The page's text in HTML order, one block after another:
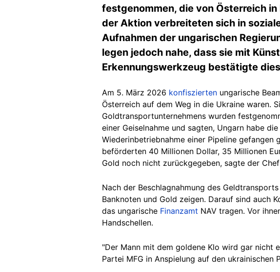
festgenommen, die von Österreich
der Aktion verbreiteten sich in
Aufnahmen der ungarischen
legen jedoch nahe, dass sie mit
Erkennungswerkzeug bestätigte
Am 5. März 2026 konfiszierten ungarische
Österreich auf dem Weg in die Ukraine waren.
Goldtransportunternehmens wurden
einer Geiselnahme und sagten, Ungarn habe
Wiederinbetriebnahme einer Pipeline
beförderten 40 Millionen Dollar, 35 Millionen
Gold noch nicht zurückgegeben, sagte der
Nach der Beschlagnahmung des
Banknoten und Gold zeigen. Darauf sind auch
das ungarische Finanzamt NAV tragen. Vor
Handschellen.
"Der Mann mit dem goldene Klo wird gar nicht
Partei MFG in Anspielung auf den